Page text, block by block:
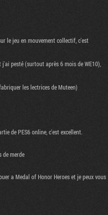
le jeu en mouvement collectif, c'est
pesté (surtout après 6 mois de WE10),
les lectrices de Muteen)
de PES6 online, c'est excellent.
de merde
a Medal of Honor Heroes et je peux vous